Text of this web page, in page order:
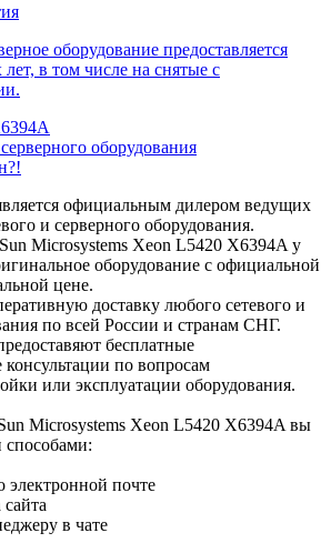
оборудование предоставляется
лет, в том числе на снятые с
оборудования
официальным дилером ведущих
и серверного оборудования.
Microsystems Xeon L5420 X6394A у
оборудование с официальной
цене.
доставку любого сетевого и
по всей России и странам СНГ.
бесплатные
по вопросам
или эксплуатации оборудования.
Microsystems Xeon L5420 X6394A вы
электронной почте
в чате